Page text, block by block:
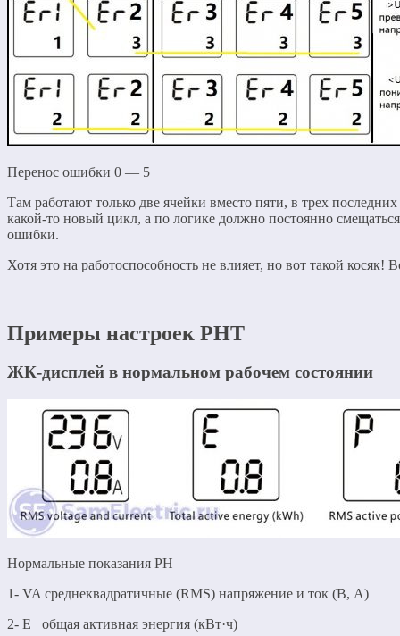
Перенос ошибки 0 — 5
Там работают только две ячейки вместо пяти, в трех
какой-то новый цикл, а по логике должно постоянно
ошибки.
Хотя это на работоспособность не влияет, но вот такой
Примеры настроек РНТ
ЖК-дисплей в нормальном рабочем состоянии
Нормальные показания РН
1- VA среднеквадратичные (RMS) напряжение и ток (В, А)
2- E общая активная энергия (кВт·ч)